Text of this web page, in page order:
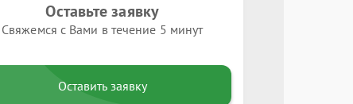
Оставьте заявку
Свяжемся с Вами в течение 5 минут
Оставить заявку